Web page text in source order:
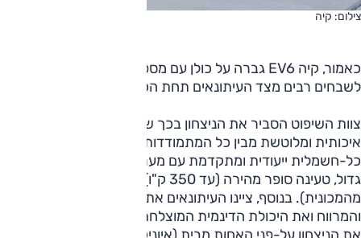
צילום: קיה
לשבחים רבים מצד העיתונאים תחת הכותרת "מנצחת חסרת
איכותית ומלוטשת מבין כל המתמודדות. השופטים ציינו את
מהמכונית). בנוסף, ציינו העיתונאים את העיצוב המרשים, תא
והמרווח ואת היכולת הדינמית המוצלחת. אלה, לטענת צוות